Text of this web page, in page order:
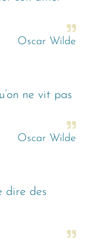
Oscar Wilde
ne vit pas
Oscar Wilde
dire des